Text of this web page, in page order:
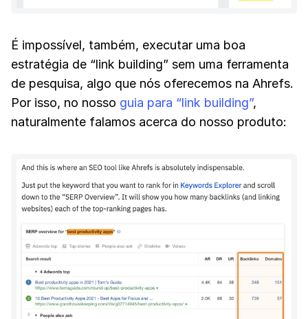
É impossível, também, executar uma boa
estratégia de “link building” sem uma ferramenta
de pesquisa, algo que nós oferecemos na Ahrefs.
Por isso, no nosso guia para “link building”,
naturalmente falamos acerca do nosso produto: